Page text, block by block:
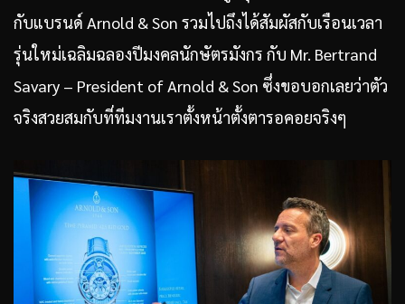
กับแบรนด์ Arnold & Son รวมไปถึงได้สัมผัสกับเรือนเวลา
รุ่นใหม่เฉลิมฉลองปีมงคลนักษัตรมังกร กับ Mr. Bertrand
Savary – President of Arnold & Son ซึ่งขอบอกเลยว่าตัว
จริงสวยสมกับที่ทีมงานเราตั้งหน้าตั้งตารอคอยจริงๆ